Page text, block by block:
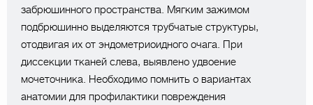
забрюшинного пространства. Мягким зажимом
подбрюшинно выделяются трубчатые структуры,
отодвигая их от эндометриоидного очага. При
диссекции тканей слева, выявлено удвоение
мочеточника. Необходимо помнить о вариантах
анатомии для профилактики повреждения